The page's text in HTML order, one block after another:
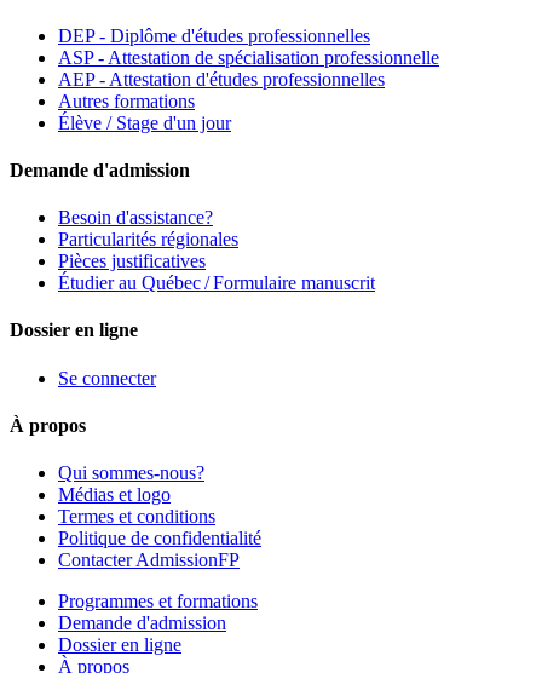
DEP - Diplôme d'études professionnelles
ASP - Attestation de spécialisation professionnelle
AEP - Attestation d'études professionnelles
Autres formations
Élève / Stage d'un jour
Demande d'admission
Besoin d'assistance?
Particularités régionales
Pièces justificatives
Étudier au Québec / Formulaire manuscrit
Dossier en ligne
Se connecter
À propos
Qui sommes-nous?
Médias et logo
Termes et conditions
Politique de confidentialité
Contacter AdmissionFP
Programmes et formations
Demande d'admission
Dossier en ligne
À propos